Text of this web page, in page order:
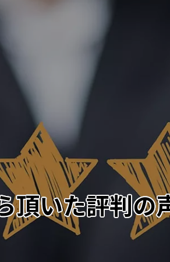
頂いた評判の